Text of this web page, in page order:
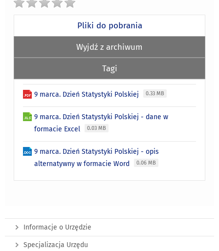
Pliki do pobrania
Wyjdź z archiwum
Tagi
9 marca. Dzień Statystyki Polskiej 0.33 MB
9 marca. Dzień Statystyki Polskiej - dane w
formacie Excel
0.03 MB
9 marca. Dzień Statystyki Polskiej - opis
alternatywny w formacie Word
0.06 MB
Informacje o Urzędzie
Specjalizacja Urzędu